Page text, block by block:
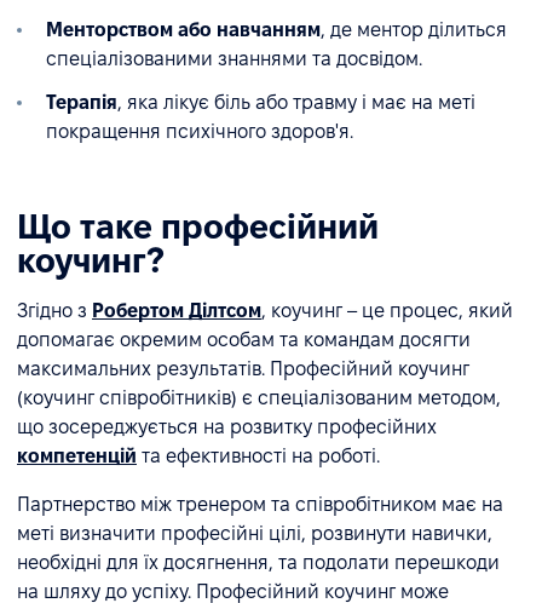
Менторством або навчанням, де ментор ділиться
спеціалізованими знаннями та досвідом.
Терапія, яка лікує біль або травму і має на меті
покращення психічного здоров'я.
Що таке професійний
коучинг?
Згідно з Робертом Ділтсом, коучинг – це процес, який
допомагає окремим особам та командам досягти
максимальних результатів. Професійний коучинг
(коучинг співробітників) є спеціалізованим методом,
що зосереджується на розвитку професійних
компетенцій та ефективності на роботі.
Партнерство між тренером та співробітником має на
меті визначити професійні цілі, розвинути навички,
необхідні для їх досягнення, та подолати перешкоди
на шляху до успіху. Професійний коучинг може